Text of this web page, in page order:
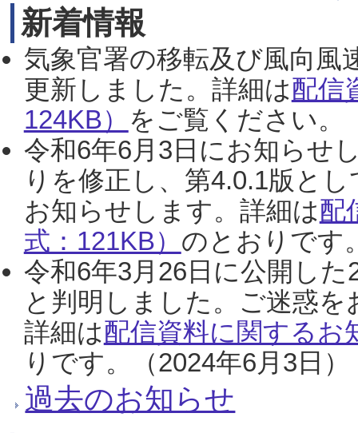
新着情報
気象官署の移転及び風向風
更新しました。詳細は配信
124KB） をご覧ください。
令和6年6月3日にお知らせ
りを修正し、第4.0.1版と
お知らせします。詳細は配
式：121KB） のとおりです
令和6年3月26日に公開し
と判明しました。ご迷惑
詳細は配信資料に関するお
りです。（2024年6月3日）
過去のお知らせ